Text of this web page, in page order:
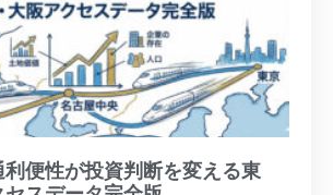
便性が投資判断を変える東